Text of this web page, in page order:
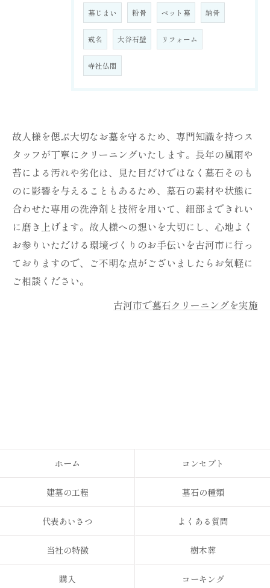
墓じまい 粉骨 ペット墓 納骨
戒名 大谷石壁 リフォーム
寺社仏閣
故人様を偲ぶ大切なお墓を守るため、専門知識を持つス
タッフが丁寧にクリーニングいたします。長年の風雨や
苔による汚れや劣化は、見た目だけではなく墓石そのも
のに影響を与えることもあるため、墓石の素材や状態に
合わせた専用の洗浄剤と技術を用いて、細部まできれい
に磨き上げます。故人様への想いを大切にし、心地よく
お参りいただける環境づくりのお手伝いを古河市に行っ
ておりますので、ご不明な点がございましたらお気軽に
ご相談ください。
古河市で墓石クリーニングを実施
ホーム コンセプト
建墓の工程 墓石の種類
代表あいさつ よくある質問
当社の特徴 樹木葬
購入 コーキング